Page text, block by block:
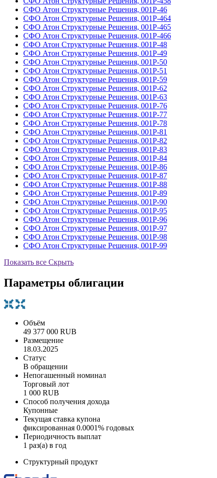
СФО Атон Структурные Решения, 001Р-46
СФО Атон Структурные Решения, 001Р-464
СФО Атон Структурные Решения, 001Р-465
СФО Атон Структурные Решения, 001Р-466
СФО Атон Структурные Решения, 001Р-48
СФО Атон Структурные Решения, 001Р-49
СФО Атон Структурные Решения, 001Р-50
СФО Атон Структурные Решения, 001Р-51
СФО Атон Структурные Решения, 001Р-59
СФО Атон Структурные Решения, 001Р-62
СФО Атон Структурные Решения, 001Р-63
СФО Атон Структурные Решения, 001Р-76
СФО Атон Структурные Решения, 001Р-77
СФО Атон Структурные Решения, 001Р-78
СФО Атон Структурные Решения, 001Р-81
СФО Атон Структурные Решения, 001Р-82
СФО Атон Структурные Решения, 001Р-83
СФО Атон Структурные Решения, 001Р-84
СФО Атон Структурные Решения, 001Р-86
СФО Атон Структурные Решения, 001Р-87
СФО Атон Структурные Решения, 001Р-88
СФО Атон Структурные Решения, 001Р-89
СФО Атон Структурные Решения, 001Р-90
СФО Атон Структурные Решения, 001Р-95
СФО Атон Структурные Решения, 001Р-96
СФО Атон Структурные Решения, 001Р-97
СФО Атон Структурные Решения, 001Р-98
СФО Атон Структурные Решения, 001Р-99
Показать все Скрыть
Параметры облигации
Объём
49 377 000 RUB
Размещение
18.03.2025
Статус
В обращении
Непогашенный номинал
Торговый лот
1 000 RUB
Способ получения дохода
Купонные
Текущая ставка купона
фиксированная 0.0001% годовых
Периодичность выплат
1 раз(а) в год
Структурный продукт